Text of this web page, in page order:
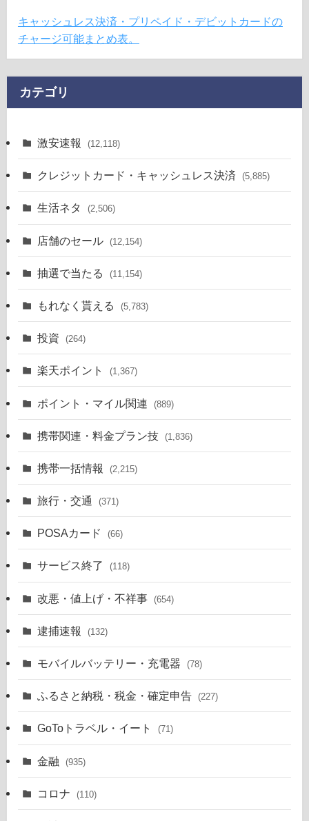
キャッシュレス決済・プリペイド・デビットカードの
チャージ可能まとめ表。
カテゴリ
激安速報 (12,118)
クレジットカード・キャッシュレス決済 (5,885)
生活ネタ (2,506)
店舗のセール (12,154)
抽選で当たる (11,154)
もれなく貰える (5,783)
投資 (264)
楽天ポイント (1,367)
ポイント・マイル関連 (889)
携帯関連・料金プラン技 (1,836)
携帯一括情報 (2,215)
旅行・交通 (371)
POSAカード (66)
サービス終了 (118)
改悪・値上げ・不祥事 (654)
逮捕速報 (132)
モバイルバッテリー・充電器 (78)
ふるさと納税・税金・確定申告 (227)
GoToトラベル・イート (71)
金融 (935)
コロナ (110)